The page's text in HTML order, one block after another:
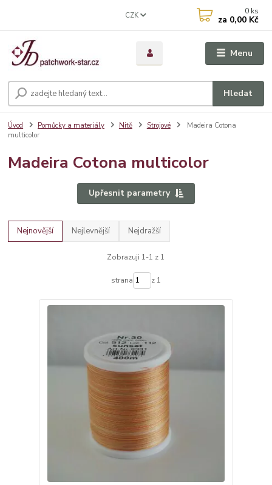
Menu
CZK
Hledat
0 ks
za 0,00 Kč
Úvod Pomůcky a materiály Nitě Strojové
Madeira Cotona
multicolor
Madeira Cotona multicolor
Upřesnit parametry
Nejnovější Nejlevnější Nejdražší
Zobrazuji 1-1 z 1
strana z 1